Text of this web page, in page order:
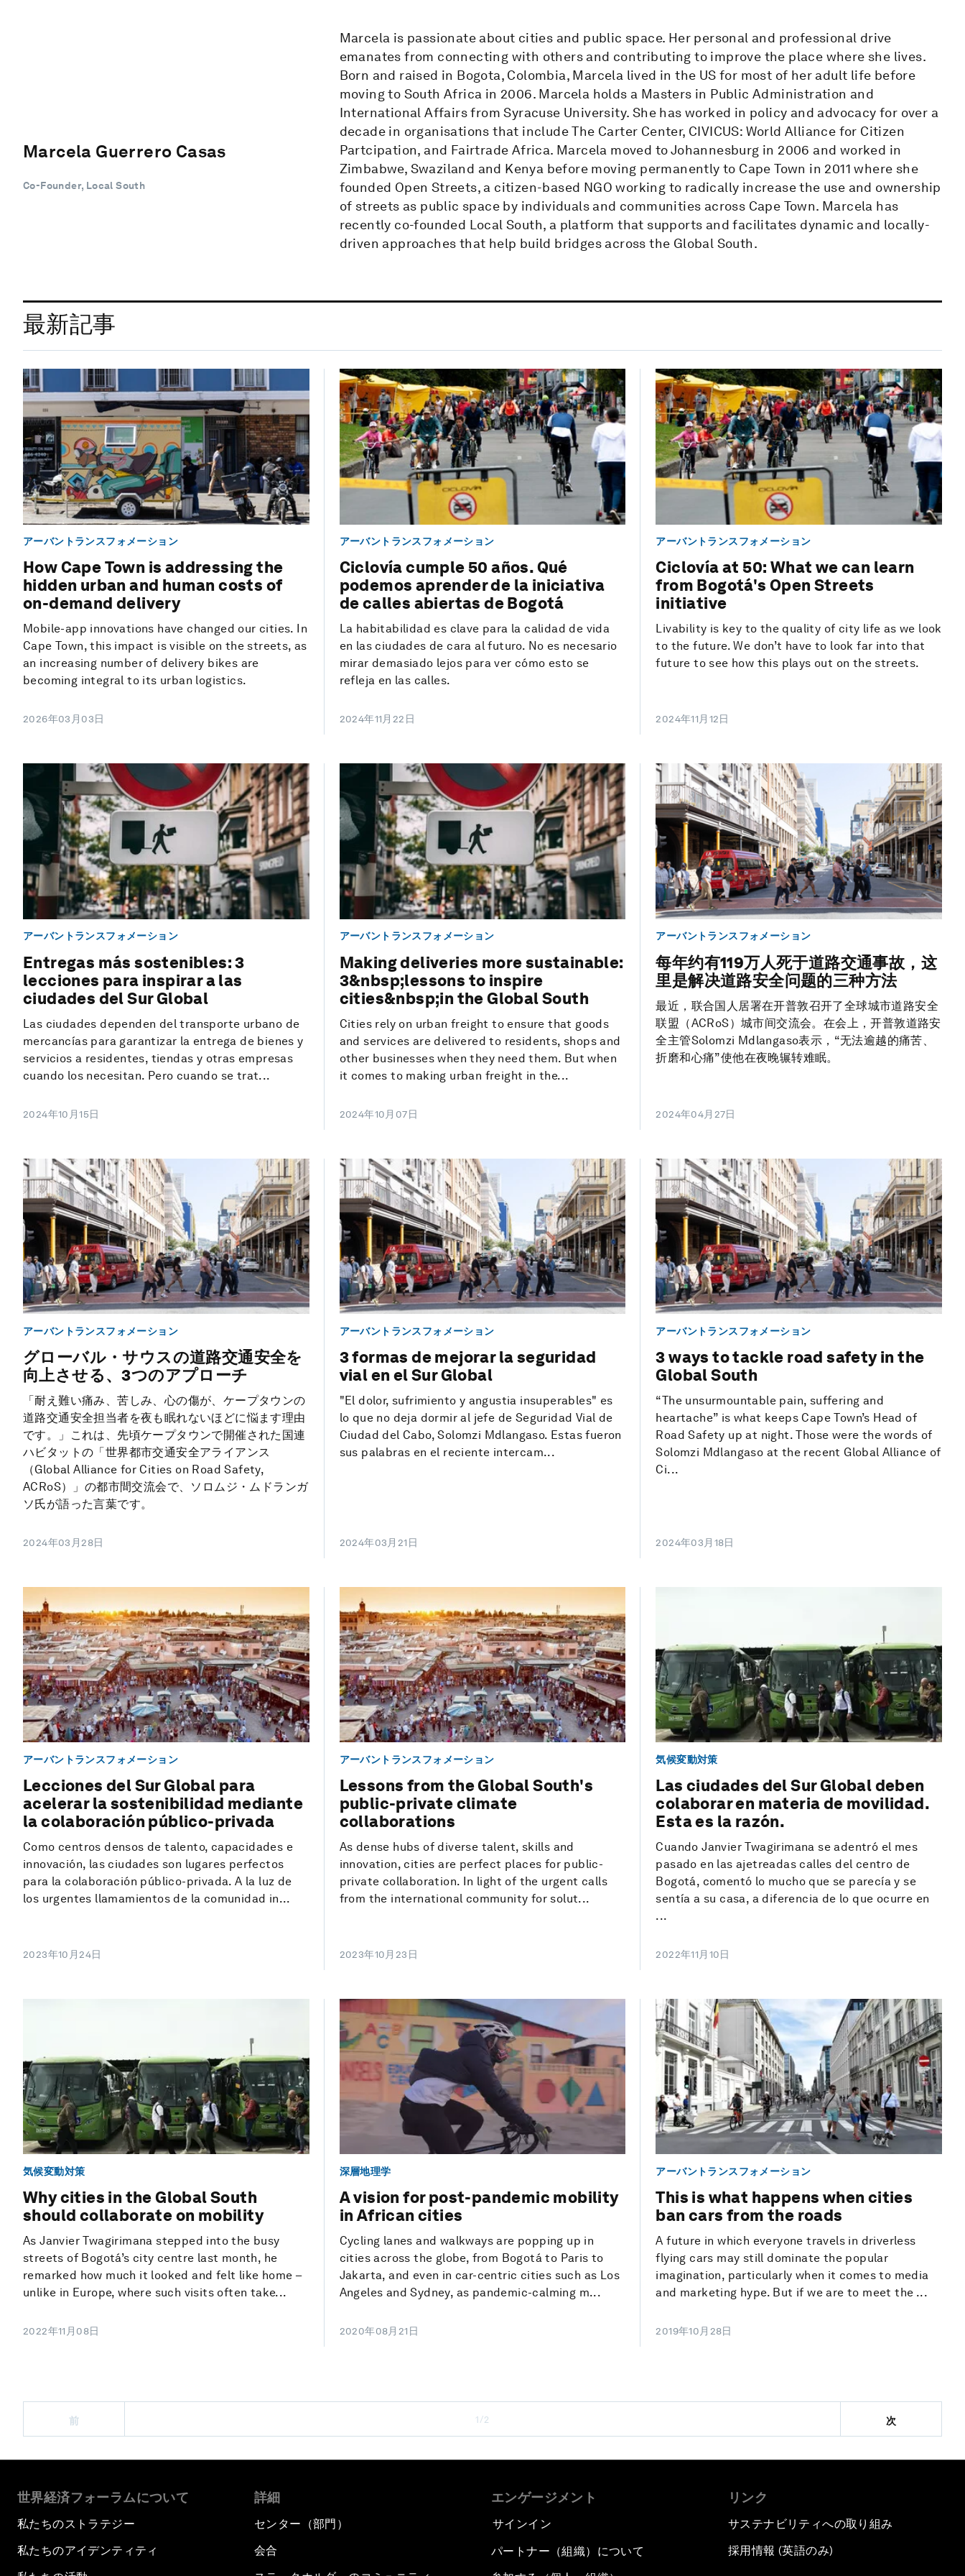
Marcela Guerrero Casas
Co-Founder, Local South
Marcela is passionate about cities and public space. Her personal and professional drive
emanates from connecting with others and contributing to improve the place where she lives.
Born and raised in Bogota, Colombia, Marcela lived in the US for most of her adult life before
moving to South Africa in 2006. Marcela holds a Masters in Public Administration and
International Affairs from Syracuse University. She has worked in policy and advocacy for over a
decade in organisations that include The Carter Center, CIVICUS: World Alliance for Citizen
Partcipation, and Fairtrade Africa. Marcela moved to Johannesburg in 2006 and worked in
Zimbabwe, Swaziland and Kenya before moving permanently to Cape Town in 2011 where she
founded Open Streets, a citizen-based NGO working to radically increase the use and ownership
of streets as public space by individuals and communities across Cape Town. Marcela has
recently co-founded Local South, a platform that supports and facilitates dynamic and locally-
driven approaches that help build bridges across the Global South.
最新記事
アーバントランスフォメーション
How Cape Town is addressing the
hidden urban and human costs of
on-demand delivery
Mobile-app innovations have changed our cities. In
Cape Town, this impact is visible on the streets, as
an increasing number of delivery bikes are
becoming integral to its urban logistics.
2026年03月03日
アーバントランスフォメーション
Ciclovía cumple 50 años. Qué
podemos aprender de la iniciativa
de calles abiertas de Bogotá
La habitabilidad es clave para la calidad de vida
en las ciudades de cara al futuro. No es necesario
mirar demasiado lejos para ver cómo esto se
refleja en las calles.
2024年11月22日
アーバントランスフォメーション
Ciclovía at 50: What we can learn
from Bogotá's Open Streets
initiative
Livability is key to the quality of city life as we look
to the future. We don’t have to look far into that
future to see how this plays out on the streets.
2024年11月12日
アーバントランスフォメーション
Entregas más sostenibles: 3
lecciones para inspirar a las
ciudades del Sur Global
Las ciudades dependen del transporte urbano de
mercancías para garantizar la entrega de bienes y
servicios a residentes, tiendas y otras empresas
cuando los necesitan. Pero cuando se trat...
2024年10月15日
アーバントランスフォメーション
Making deliveries more sustainable:
3&nbsp;lessons to inspire
cities&nbsp;in the Global South
Cities rely on urban freight to ensure that goods
and services are delivered to residents, shops and
other businesses when they need them. But when
it comes to making urban freight in the...
2024年10月07日
アーバントランスフォメーション
每年约有119万人死于道路交通事故，这
里是解决道路安全问题的三种方法
最近，联合国人居署在开普敦召开了全球城市道路安全
联盟（ACRoS）城市间交流会。在会上，开普敦道路安
全主管Solomzi Mdlangaso表示，“无法逾越的痛苦、
折磨和心痛”使他在夜晚辗转难眠。
2024年04月27日
アーバントランスフォメーション
グローバル・サウスの道路交通安全を
向上させる、3つのアプローチ
「耐え難い痛み、苦しみ、心の傷が、ケープタウンの
道路交通安全担当者を夜も眠れないほどに悩ます理由
です。」これは、先頃ケープタウンで開催された国連
ハビタットの「世界都市交通安全アライアンス
（Global Alliance for Cities on Road Safety,
ACRoS）」の都市間交流会で、ソロムジ・ムドランガ
ソ氏が語った言葉です。
2024年03月28日
アーバントランスフォメーション
3 formas de mejorar la seguridad
vial en el Sur Global
"El dolor, sufrimiento y angustia insuperables" es
lo que no deja dormir al jefe de Seguridad Vial de
Ciudad del Cabo, Solomzi Mdlangaso. Estas fueron
sus palabras en el reciente intercam...
2024年03月21日
アーバントランスフォメーション
3 ways to tackle road safety in the
Global South
“The unsurmountable pain, suffering and
heartache” is what keeps Cape Town’s Head of
Road Safety up at night. Those were the words of
Solomzi Mdlangaso at the recent Global Alliance of
Ci...
2024年03月18日
アーバントランスフォメーション
Lecciones del Sur Global para
acelerar la sostenibilidad mediante
la colaboración público-privada
Como centros densos de talento, capacidades e
innovación, las ciudades son lugares perfectos
para la colaboración público-privada. A la luz de
los urgentes llamamientos de la comunidad in...
2023年10月24日
アーバントランスフォメーション
Lessons from the Global South's
public-private climate
collaborations
As dense hubs of diverse talent, skills and
innovation, cities are perfect places for public-
private collaboration. In light of the urgent calls
from the international community for solut...
2023年10月23日
気候変動対策
Las ciudades del Sur Global deben
colaborar en materia de movilidad.
Esta es la razón.
Cuando Janvier Twagirimana se adentró el mes
pasado en las ajetreadas calles del centro de
Bogotá, comentó lo mucho que se parecía y se
sentía a su casa, a diferencia de lo que ocurre en
...
2022年11月10日
気候変動対策
Why cities in the Global South
should collaborate on mobility
As Janvier Twagirimana stepped into the busy
streets of Bogotá’s city centre last month, he
remarked how much it looked and felt like home –
unlike in Europe, where such visits often take...
2022年11月08日
深層地理学
A vision for post-pandemic mobility
in African cities
Cycling lanes and walkways are popping up in
cities across the globe, from Bogotá to Paris to
Jakarta, and even in car-centric cities such as Los
Angeles and Sydney, as pandemic-calming m...
2020年08月21日
アーバントランスフォメーション
This is what happens when cities
ban cars from the roads
A future in which everyone travels in driverless
flying cars may still dominate the popular
imagination, particularly when it comes to media
and marketing hype. But if we are to meet the ...
2019年10月28日
前 1/2 次
世界経済フォーラムについて
私たちのストラテジー
私たちのアイデンティティ
詳細
センター（部門）
会合
エンゲージメント
サインイン
パートナー（組織）について
リンク
サステナビリティへの取り組み
採用情報 (英語のみ)